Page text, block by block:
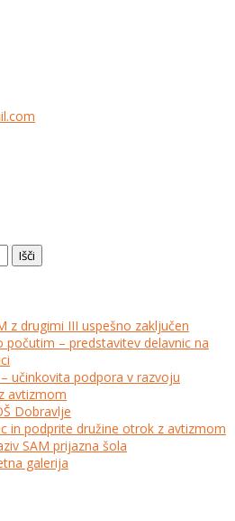
z drugimi III uspešno zaključen
– predstavitev delavnic na
učinkovita podpora v razvoju
avtizmom
Dobravlje
in podprite družine otrok z avtizmom
SAM prijazna šola
galerija